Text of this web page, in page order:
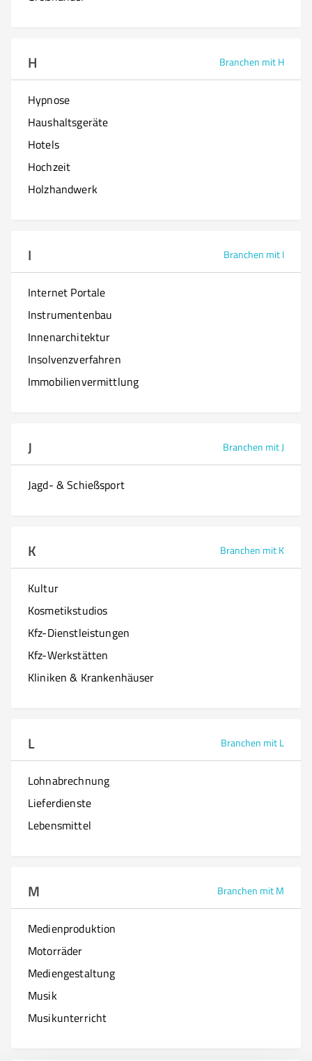
H Branchen mit H
Hypnose
Haushaltsgeräte
Hotels
Hochzeit
Holzhandwerk
I Branchen mit I
Internet Portale
Instrumentenbau
Innenarchitektur
Insolvenzverfahren
Immobilienvermittlung
J Branchen mit J
Jagd- & Schießsport
K Branchen mit K
Kultur
Kosmetikstudios
Kfz-Dienstleistungen
Kfz-Werkstätten
Kliniken & Krankenhäuser
L Branchen mit L
Lohnabrechnung
Lieferdienste
Lebensmittel
M Branchen mit M
Medienproduktion
Motorräder
Mediengestaltung
Musik
Musikunterricht